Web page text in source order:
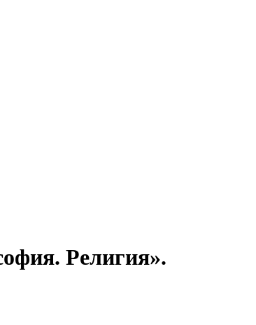
Религия».